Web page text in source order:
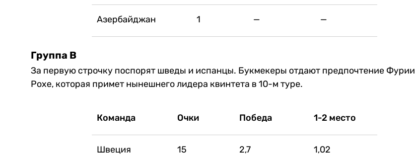
Азербайджан 1 — —
Группа В
За первую строчку поспорят шведы и испанцы. Букмекеры отдают предпочтение Фурии
Рохе, которая примет нынешнего лидера квинтета в 10-м туре.
Команда Очки Победа 1-2 место
Швеция 15 2,7 1,02